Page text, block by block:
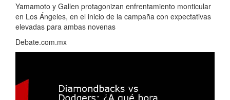
Yamamoto y Gallen protagonizan enfrentamiento monticular
en Los Ángeles, en el inicio de la campaña con expectativas
elevadas para ambas novenas
Debate.com.mx